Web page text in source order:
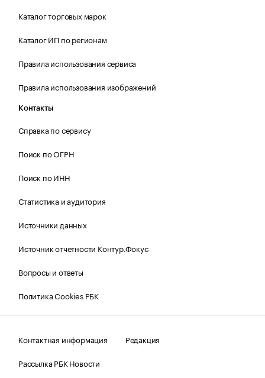
Каталог торговых марок
Каталог ИП по регионам
Правила использования сервиса
Правила использования изображений
Контакты
Справка по сервису
Поиск по ОГРН
Поиск по ИНН
Статистика и аудитория
Источники данных
Источник отчетности Контур.Фокус
Вопросы и ответы
Политика Cookies РБК
Контактная информация
Редакция
Рассылка РБК Новости